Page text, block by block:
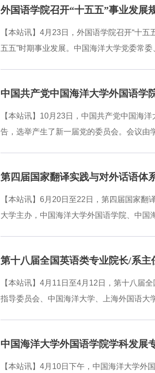
外国语学院共同担任联盟创始单位。于国栋
is to Medical Interactions为题作主旨报告
实问题，为医患互动、医学话语研究提供全
外国语学院召开“十五五”事业发展
【本站讯】4月23日，外国语学院召开“十
五五”时期事业发展。中国海洋大学党委常
外国语学院底蕴深厚，外语学科建设成效显
落地见效。外国语学院院长于国栋作学院“
个维度，全面介绍了规划思路与重点任务。
中国共产党中国海洋大学外国语学
【本站讯】10月23日，中国共产党中国海
告，选举产生了新一届党的委员会。会议由
来五年的发展方向和目标任务。报告指出，
会主义伟大旗帜，全面贯彻习近平新时代
近平总书记重要回信精神和学校第十一次
第四届国家翻译实践与对外话语体
【本站讯】6月20日至22日，第四届国家
大学主办，中国海洋大学外国语学院、中
译、数智化时代沙博理式人才培育等核心议
学校基本情况。他表示，学校深入学习贯
为一流大学建设的生动实践，加快推进特色
【本站讯】4月11日至4月12日，第十八届
指导委员会、中国海洋大学、上海外国语大
现新跃升。他表示，学校外语学科作为山东
域顶尖专家，期望大家共同探讨外语教学
中国海洋大学外国语学院学科发展
【本站讯】4月10日下午，中国海洋大学外